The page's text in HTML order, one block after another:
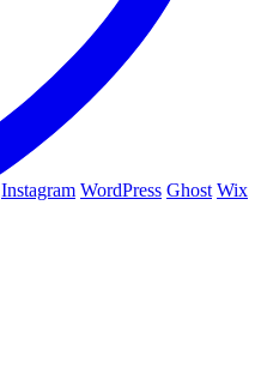
Instagram WordPress Ghost Wix